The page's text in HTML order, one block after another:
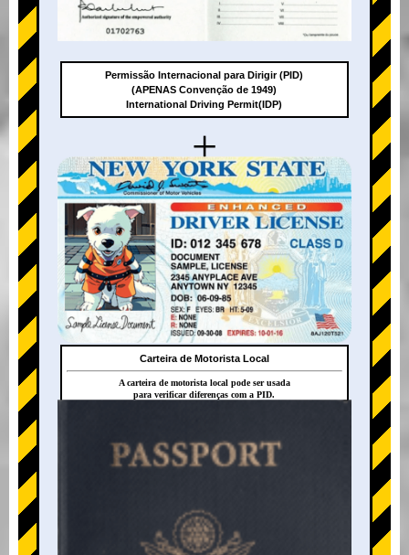
+
+
Permissão Internacional para Dirigir (PID)
(APENAS Convenção de 1949)
International Driving Permit(IDP)
Carteira de Motorista Local
A carteira de motorista local pode ser usada
para verificar diferenças com a PID.